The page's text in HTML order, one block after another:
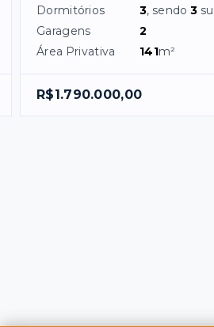
Dormitórios 3, sendo3
Garagens
2
Área Privativa
141m²
R$1.790.000,00